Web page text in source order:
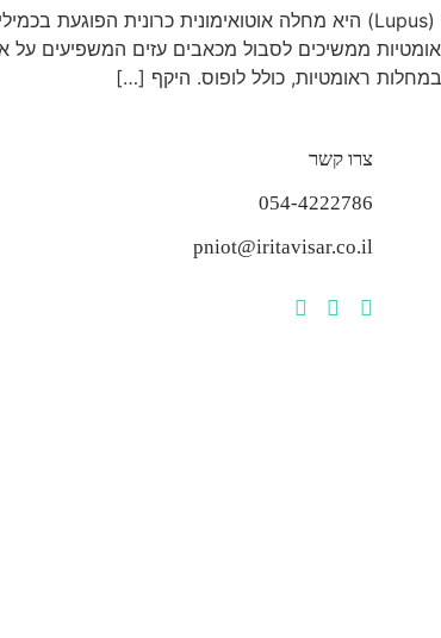
ממשיכים לסבול מכאבים עזים המשפיעים
ראומטיות, כולל לופוס. היקף […]
צרו קשר
054-4222786
pniot@iritavisar.co.il